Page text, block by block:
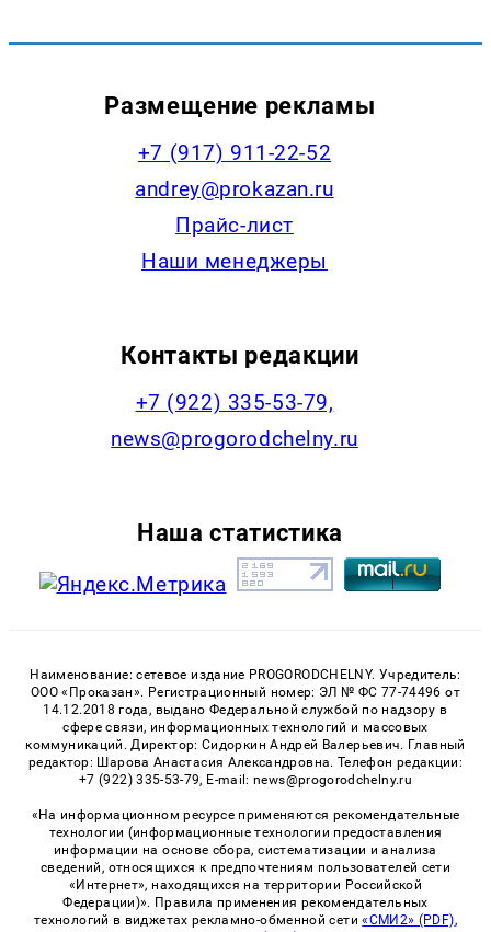
Размещение рекламы
+7 (917) 911-22-52
andrey@prokazan.ru
Прайс-лист
Наши менеджеры
Контакты редакции
+7 (922) 335-53-79,
news@progorodchelny.ru
Наша статистика
Наименование: сетевое издание PROGORODCHELNY. Учредитель:
ООО «Проказан». Регистрационный номер: ЭЛ № ФС 77-74496 от
14.12.2018 года, выдано Федеральной службой по надзору в
сфере связи, информационных технологий и массовых
коммуникаций. Директор: Сидоркин Андрей Валерьевич. Главный
редактор: Шарова Анастасия Александровна. Телефон редакции:
+7 (922) 335-53-79, E-mail: news@progorodchelny.ru
«На информационном ресурсе применяются рекомендательные
технологии (информационные технологии предоставления
информации на основе сбора, систематизации и анализа
сведений, относящихся к предпочтениям пользователей сети
«Интернет», находящихся на территории Российской
Федерации)». Правила применения рекомендательных
технологий в виджетах рекламно-обменной сети«СМИ2» (PDF),